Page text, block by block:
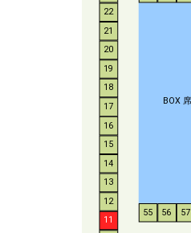
BOX 席
11
12
13
14
15
16
17
18
19
20
21
22
55 56 57